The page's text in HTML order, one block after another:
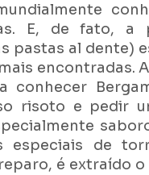
E, de fato, a
pastas al dente)
encontradas.
conhecer
risoto e pedir
especiais de
é extraído o